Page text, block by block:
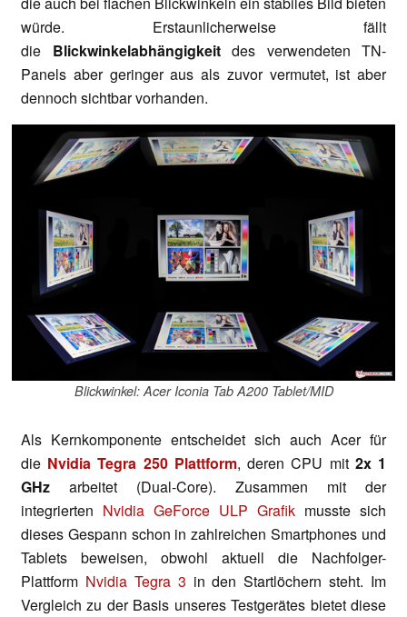
würde. Erstaunlicherweise fällt
die Blickwinkelabhängigkeitdes verwendeten TN-
Panels aber geringer aus als zuvor vermutet, ist aber
dennoch sichtbar vorhanden.
Blickwinkel: Acer Iconia Tab A200 Tablet/MID
Als Kernkomponente entscheidet sich auch Acer für
die Nvidia Tegra 250 Plattform, deren CPU mit 2x 1
GHz arbeitet (Dual-Core). Zusammen mit der
integrierten Nvidia GeForce ULP Grafik musste sich
dieses Gespann schon in zahlreichen Smartphones und
Tablets beweisen, obwohl aktuell die Nachfolger-
Plattform Nvidia Tegra 3 in den Startlöchern steht. Im
Vergleich zu der Basis unseres Testgerätes bietet diese